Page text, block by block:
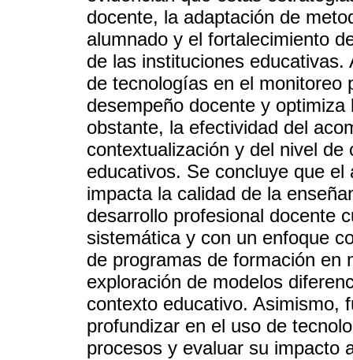
docente, la adaptación de
alumnado y el fortalecimiento
de las instituciones
de tecnologías en el monitoreo
desempeño docente y
obstante, la efectividad del
contextualización y del nivel
educativos. Se concluye que
impacta la calidad de la
desarrollo profesional docente
sistemática y con un enfoque
de programas de formación
exploración de modelos
contexto educativo. Asimismo,
profundizar en el uso de
procesos y evaluar su impacto